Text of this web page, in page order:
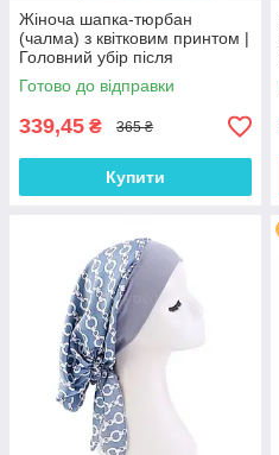
Жіноча шапка-тюрбан
(чалма) з квітковим принтом |
Головний убір після
хіміотерапії, при алопеції |
Літня хустка на голову
Готово до відправки
339,45 ₴ 365 ₴
Купити